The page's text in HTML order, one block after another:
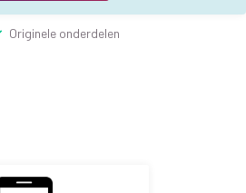
Originele onderdelen